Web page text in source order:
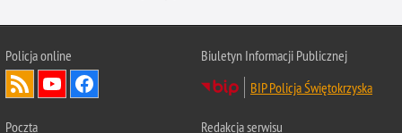
Policja online
Biuletyn Informacji Publicznej
BIP Policja Świętokrzyska
Poczta Redakcja serwisu